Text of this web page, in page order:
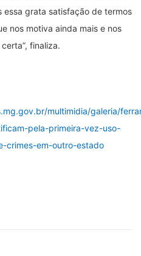
essa grata satisfação de termos
nos motiva ainda mais e nos
finaliza.
multimidia/galeria/
pela-primeira-vez-uso-
crimes-em-outro-estado